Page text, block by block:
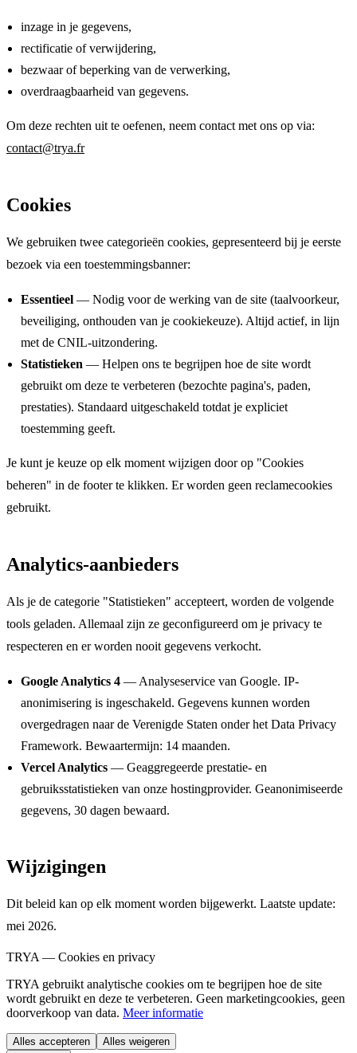
inzage in je gegevens,
rectificatie of verwijdering,
bezwaar of beperking van de verwerking,
overdraagbaarheid van gegevens.
Om deze rechten uit te oefenen, neem contact met ons op via:
contact@trya.fr
Cookies
We gebruiken twee categorieën cookies, gepresenteerd bij je eerste
bezoek via een toestemmingsbanner:
Essentieel — Nodig voor de werking van de site (taalvoorkeur,
beveiliging, onthouden van je cookiekeuze). Altijd actief, in lijn
met de CNIL-uitzondering.
Statistieken — Helpen ons te begrijpen hoe de site wordt
gebruikt om deze te verbeteren (bezochte pagina's, paden,
prestaties). Standaard uitgeschakeld totdat je expliciet
toestemming geeft.
Je kunt je keuze op elk moment wijzigen door op "Cookies
beheren" in de footer te klikken. Er worden geen reclamecookies
gebruikt.
Analytics-aanbieders
Als je de categorie "Statistieken" accepteert, worden de volgende
tools geladen. Allemaal zijn ze geconfigureerd om je privacy te
respecteren en er worden nooit gegevens verkocht.
Google Analytics 4 — Analyseservice van Google. IP-
anonimisering is ingeschakeld. Gegevens kunnen worden
overgedragen naar de Verenigde Staten onder het Data Privacy
Framework. Bewaartermijn: 14 maanden.
Vercel Analytics —Geaggregeerde prestatie- en
gebruiksstatistieken van onze hostingprovider. Geanonimiseerde
gegevens, 30 dagen bewaard.
Wijzigingen
Dit beleid kan op elk moment worden bijgewerkt. Laatste update:
mei 2026.
TRYA — Cookies en privacy
TRYA gebruikt analytische cookies om te begrijpen hoe de site
wordt gebruikt en deze te verbeteren. Geen marketingcookies, geen
doorverkoop van data. Meer informatie
Alles accepteren
Alles weigeren